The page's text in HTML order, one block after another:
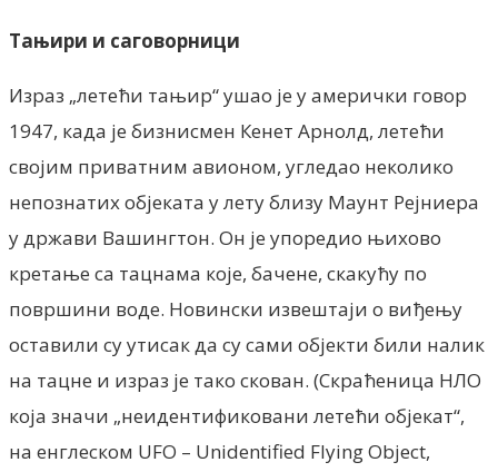
Тањири и саговорници
Израз „летећи тањир“ ушао је у амерички говор
1947, када је бизнисмен Кенет Арнолд, летећи
својим приватним авионом, угледао неколико
непознатих објеката у лету близу Маунт Рејниера
у држави Вашингтон. Он је упоредио њихово
кретање са тацнама које, бачене, скакућу по
површини воде. Новински извештаји о виђењу
оставили су утисак да су сами објекти били налик
на тацне и израз је тако скован. (Скраћеница НЛО
која значи „неидентификовани летећи објекат“,
на енглеском UFO – Unidentified Flying Object,